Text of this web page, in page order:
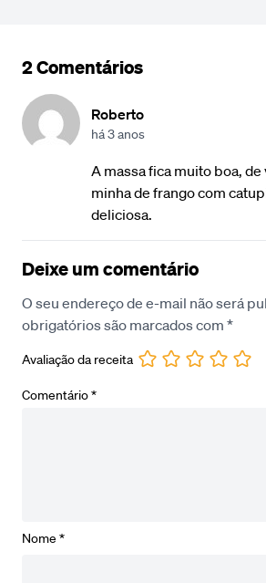
2 Comentários
Roberto
há 3 anos
A massa fica muito boa, de
minha de frango com
deliciosa.
Deixe um comentário
O seu endereço de e-mail não será
obrigatórios são marcados com *
Avaliação da receita
Comentário*
Nome *